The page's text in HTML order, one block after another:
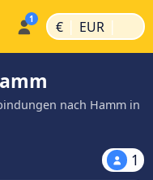
€ | EUR |
nach Hamm in
1